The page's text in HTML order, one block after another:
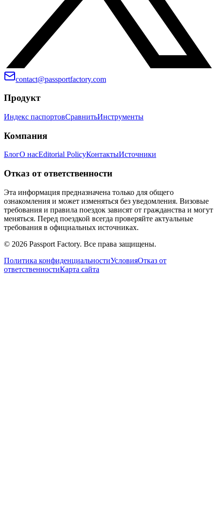
contact@passportfactory.com
Продукт
Индекс паспортовСравнитьИнструменты
Компания
БлогО насEditorial PolicyКонтактыИсточники
Отказ от ответственности
Эта информация предназначена только для общего
ознакомления и может изменяться без уведомления. Визовые
требования и правила поездок зависят от гражданства и могут
меняться. Перед поездкой всегда проверяйте актуальные
требования в официальных источниках.
© 2026 Passport Factory. Все права защищены.
Политика конфиденциальностиУсловияОтказ от
ответственностиКарта сайта